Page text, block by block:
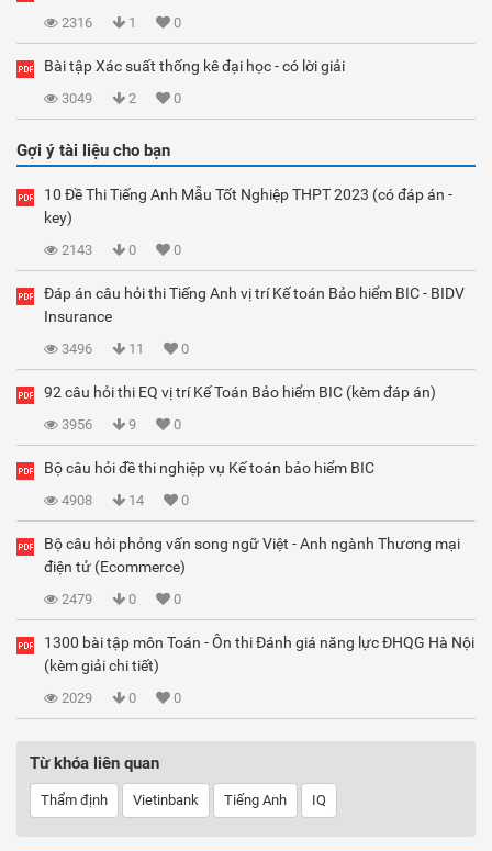
2316 1 0
Bài tập Xác suất thống kê đại học - có lời giải
3049 2 0
Gợi ý tài liệu cho bạn
10 Đề Thi Tiếng Anh Mẫu Tốt Nghiệp THPT 2023 (có đáp án -
key)
2143 0 0
Đáp án câu hỏi thi Tiếng Anh vị trí Kế toán Bảo hiểm BIC - BIDV
Insurance
3496 11 0
92 câu hỏi thi EQ vị trí Kế Toán Bảo hiểm BIC (kèm đáp án)
3956 9 0
Bộ câu hỏi đề thi nghiệp vụ Kế toán bảo hiểm BIC
4908 14 0
Bộ câu hỏi phỏng vấn song ngữ Việt - Anh ngành Thương mại
điện tử (Ecommerce)
2479 0 0
1300 bài tập môn Toán - Ôn thi Đánh giá năng lực ĐHQG Hà Nội
(kèm giải chi tiết)
2029 0 0
Từ khóa liên quan
Thẩm định Vietinbank Tiếng Anh IQ